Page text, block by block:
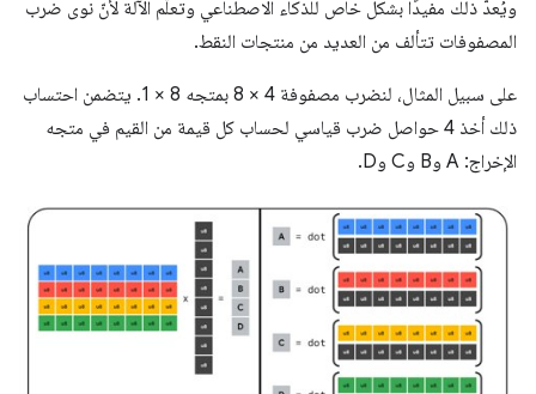
ويُعدّ ذلك مفيدًا بشكل خاص للذكاء الاصطناعي وتعلُّم الآلة لأنّ نوى ضرب
المصفوفات تتألف من العديد من منتجات النقط.
على سبيل المثال، لنضرب مصفوفة 4 × 8 بمتجه 8 × 1. يتضمن احتساب
ذلك أخذ 4 حواصل ضرب قياسي لحساب كل قيمة من القيم في متجه
الإخراج: A وB وC وD.